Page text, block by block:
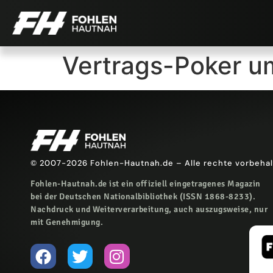
Vertrags-Poker
© 2007-2026 Fohlen-Hautnah.de – Alle rechte
Fohlen-Hautnah.de ist ein offiziell eingetragenes Magazin
bei der Deutschen Nationalbibliothek (ISSN 1868-8233).
Nachdruck und Weiterverarbeitung, auch auszugsweise, nur
mit Genehmigung.